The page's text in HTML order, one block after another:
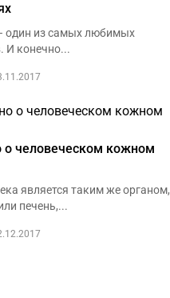
один из самых любимых
И конечно...
о человеческом кожном
является таким же органом,
печень,...